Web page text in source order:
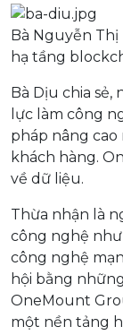
Bà Nguyễn Thị
hạ tầng
Bà Dịu chia sẻ,
lực làm công
pháp nâng cao
khách hàng.
về dữ liệu.
Thừa nhận là
công nghệ
công nghệ
hội bằng
OneMount
một nền tảng